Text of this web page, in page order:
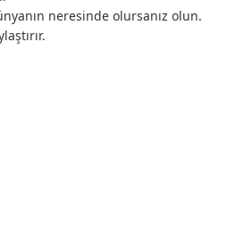
neresinde olursanız olun.